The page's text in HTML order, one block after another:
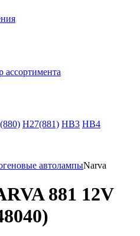
ассортимента
H27(881) HB3 HB4
автолампыNarva
881 12V